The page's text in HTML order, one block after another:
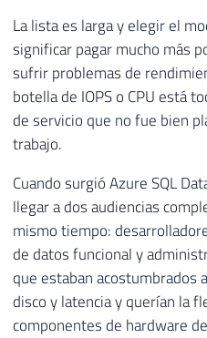
La lista es larga y elegir el
significar pagar mucho más
sufrir problemas de
botella de IOPS o CPU está
de servicio que no fue bien
trabajo.
Cuando surgió Azure SQL
llegar a dos audiencias
mismo tiempo:
de datos funcional y
que estaban acostumbrados
disco y latencia y querían la
componentes de hardware